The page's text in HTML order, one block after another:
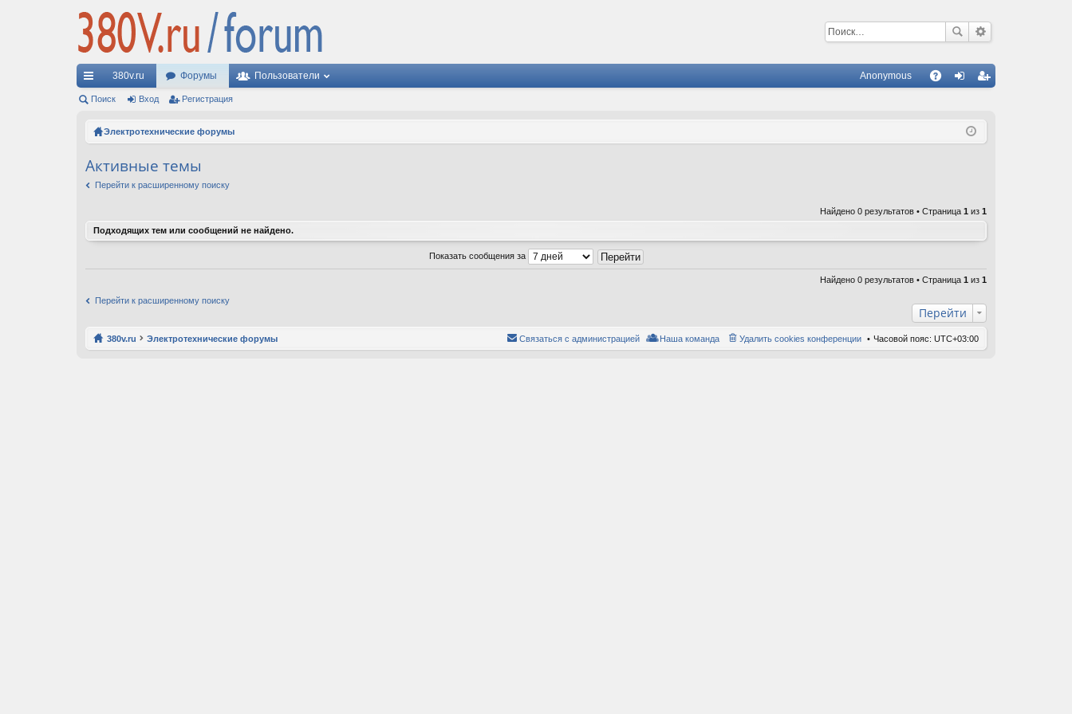
С
с
и
380v.ru Форумы Пользователи Anonymous
ис
Поиск Вход Регистрация
Электротехнические форумы
Активные темы
Перейти к расширенному поиску
Найдено 0 результатов • Страница 1 из 1
Подходящих тем или сообщений не найдено.
Показать сообщения за
Найдено 0 результатов • Страница 1 из 1
Перейти к расширенному поиску
Перейти
380v.ru Электротехнические форумы Часовой пояс: UTC+03:00
Удалить cookies конференции
Наша команда
Связаться с администрацией